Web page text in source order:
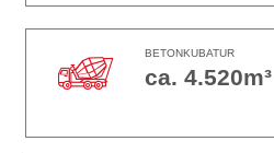
BETONKUBATUR
ca.